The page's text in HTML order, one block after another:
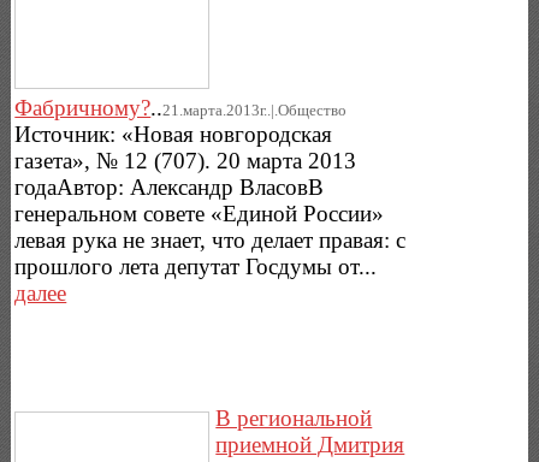
Фабричному?..21.марта.2013г..|.Общество
Источник: «Новая новгородская
газета», № 12 (707). 20 марта 2013
годаАвтор: Александр ВласовВ
генеральном совете «Единой России»
левая рука не знает, что делает правая: с
прошлого лета депутат Госдумы от...
далее
В региональной
приемной Дмитрия